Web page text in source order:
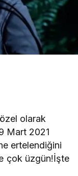
olarak
Mart 2021
ertelendiğini
çok üzgün!İşte